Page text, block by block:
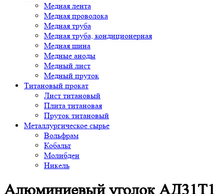
Медная лента
Медная проволока
Медная труба
Медная труба, кондиционерная
Медная шина
Медные аноды
Медный лист
Медный пруток
Титановый прокат
Лист титановый
Плита титановая
Пруток титановый
Металлургическое сырье
Вольфрам
Кобальт
Молибден
Никель
Алюминиевый уголок АД31Т1